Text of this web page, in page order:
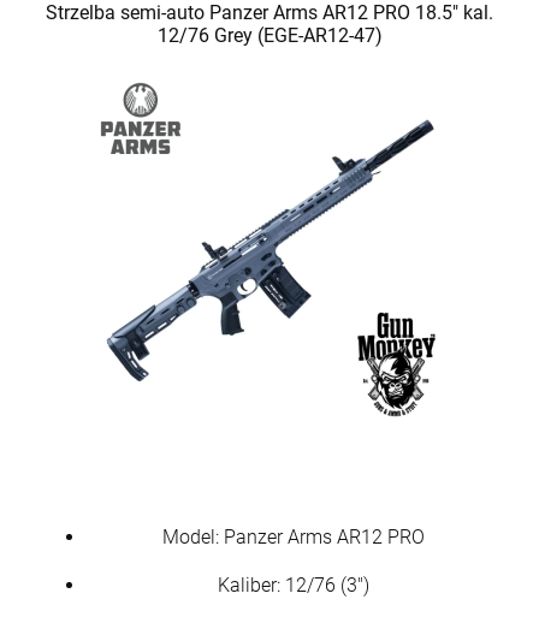
Strzelba semi-auto Panzer Arms AR12 PRO 18.5" kal.
12/76 Grey (EGE-AR12-47)
Model: Panzer Arms AR12 PRO
Kaliber: 12/76 (3")